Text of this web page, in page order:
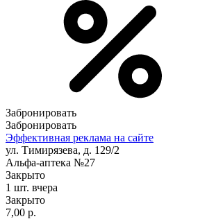
Забронировать
Забронировать
Эффективная реклама на сайте
ул. Тимирязева, д. 129/2
Альфа-аптека №27
Закрыто
1 шт. вчера
Закрыто
7,00 р.